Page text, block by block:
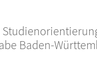
Baden-